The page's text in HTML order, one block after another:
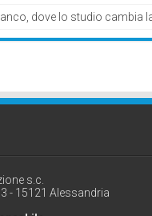
dove lo studio cambia
s.c.
- 15121 Alessandria